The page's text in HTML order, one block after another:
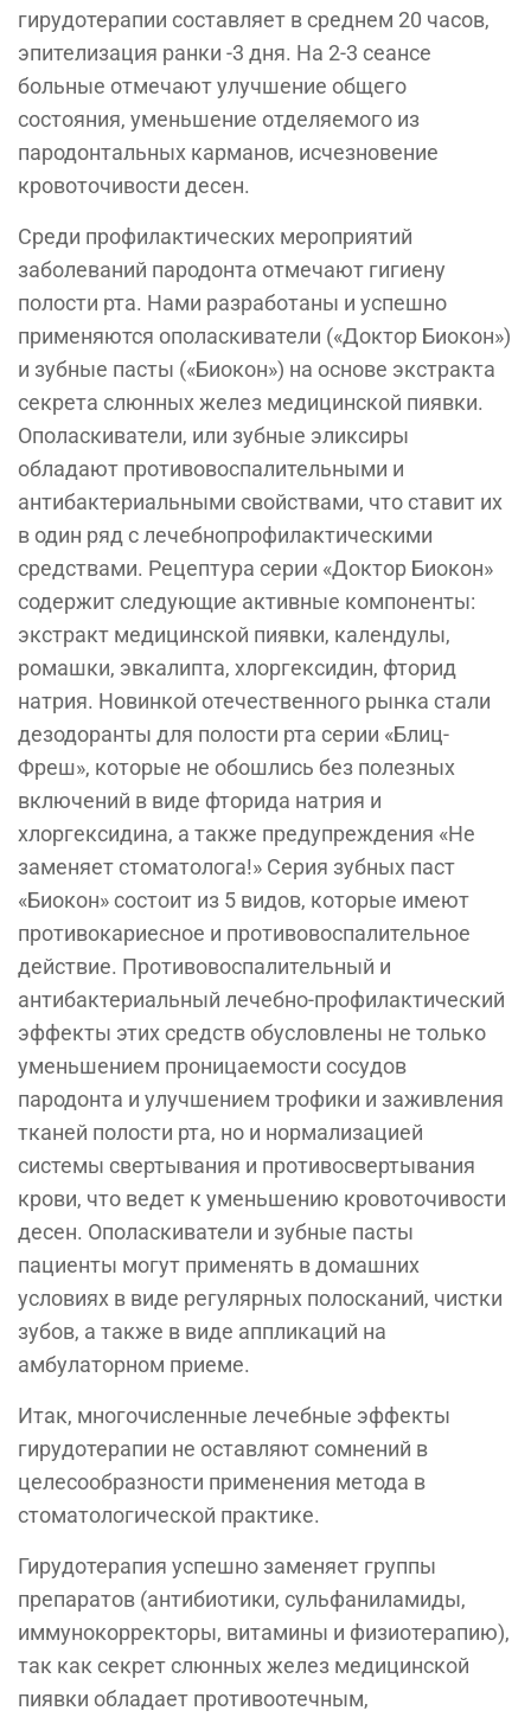
гирудотерапии составляет в среднем 20 часов,
эпителизация ранки -3 дня. На 2-3 сеансе
больные отмечают улучшение общего
состояния, уменьшение отделяемого из
пародонтальных карманов, исчезновение
кровоточивости десен.
Среди профилактических мероприятий
заболеваний пародонта отмечают гигиену
полости рта. Нами разработаны и успешно
применяются ополаскиватели («Доктор Биокон»)
и зубные пасты («Биокон») на основе экстракта
секрета слюнных желез медицинской пиявки.
Ополаскиватели, или зубные эликсиры
обладают противовоспалительными и
антибактериальными свойствами, что ставит их
в один ряд с лечебнопрофилактическими
средствами. Рецептура серии «Доктор Биокон»
содержит следующие активные компоненты:
экстракт медицинской пиявки, календулы,
ромашки, эвкалипта, хлоргексидин, фторид
натрия. Новинкой отечественного рынка стали
дезодоранты для полости рта серии «Блиц-
Фреш», которые не обошлись без полезных
включений в виде фторида натрия и
хлоргексидина, а также предупреждения «Не
заменяет стоматолога!» Серия зубных паст
«Биокон» состоит из 5 видов, которые имеют
противокариесное и противовоспалительное
действие. Противовоспалительный и
антибактериальный лечебно-профилактический
эффекты этих средств обусловлены не только
уменьшением проницаемости сосудов
пародонта и улучшением трофики и заживления
тканей полости рта, но и нормализацией
системы свертывания и противосвертывания
крови, что ведет к уменьшению кровоточивости
десен. Ополаскиватели и зубные пасты
пациенты могут применять в домашних
условиях в виде регулярных полосканий, чистки
зубов, а также в виде аппликаций на
амбулаторном приеме.
Итак, многочисленные лечебные эффекты
гирудотерапии не оставляют сомнений в
целесообразности применения метода в
стоматологической практике.
Гирудотерапия успешно заменяет группы
препаратов (антибиотики, сульфаниламиды,
иммунокорректоры, витамины и физиотерапию),
так как секрет слюнных желез медицинской
пиявки обладает противоотечным,